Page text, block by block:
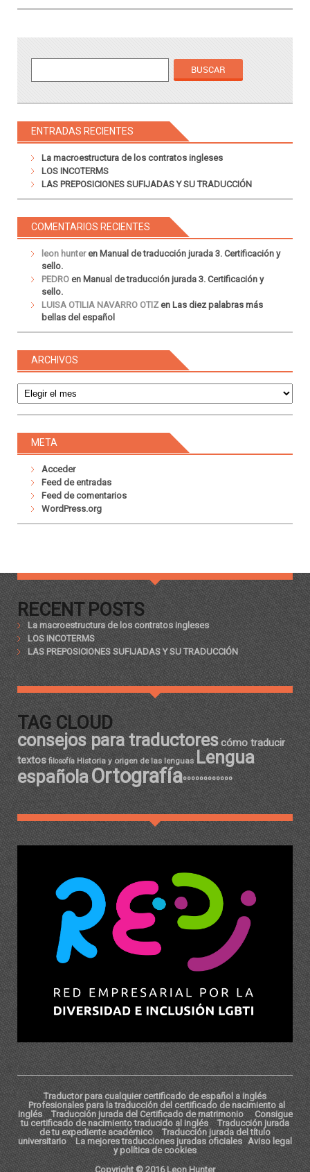
ENTRADAS RECIENTES
La macroestructura de los contratos ingleses
LOS INCOTERMS
LAS PREPOSICIONES SUFIJADAS Y SU TRADUCCIÓN
COMENTARIOS RECIENTES
leon hunteren Manual de traducción jurada 3. Certificación y
sello.
PEDRO en Manual de traducción jurada 3. Certificación y
sello.
LUISA OTILIA NAVARRO OTIZ en Las diez palabras más
bellas del español
ARCHIVOS
META
Acceder
Feed de entradas
Feed de comentarios
WordPress.org
RECENT POSTS
La macroestructura de los contratos ingleses
LOS INCOTERMS
LAS PREPOSICIONES SUFIJADAS Y SU TRADUCCIÓN
TAG CLOUD
consejos para traductorescómo traducir
textos filosofía Historia y origen de las lenguas Lengua
españolaOrtografíaºººººººººººº
Traductor para cualquier certificado de español a inglés
Profesionales para la traducción del certificado de nacimiento al
inglés
Traducción jurada del Certificado de matrimonio
Consigue
tu certificado de nacimiento traducido al inglés
Traducción jurada
de tu expediente académico
Traducción jurada del título
universitario
La mejores traducciones juradas oficiales Aviso legal
y política de cookies
Copyright © 2016 Leon Hunter